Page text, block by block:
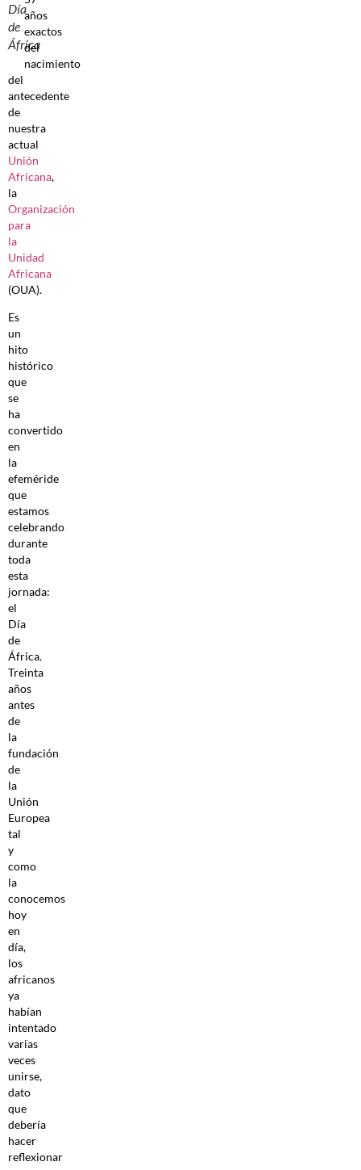
Día
de
África
años
exactos
del
nacimiento
del
antecedente
de
nuestra
actual
Unión
Africana,
la
Organización
para
la
Unidad
Africana
(OUA).
Es
un
hito
histórico
que
se
ha
convertido
en
la
efeméride
que
estamos
celebrando
durante
toda
esta
jornada:
el
Día
de
África.
Treinta
años
antes
de
la
fundación
de
la
Unión
Europea
tal
y
como
la
conocemos
hoy
en
día,
los
africanos
ya
habían
intentado
varias
veces
unirse,
dato
que
debería
hacer
reflexionar